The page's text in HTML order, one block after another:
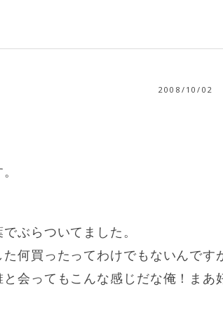
2008/10/02
ぶらついてました。
何買ったってわけでもないんで
会ってもこんな感じだな俺！ま